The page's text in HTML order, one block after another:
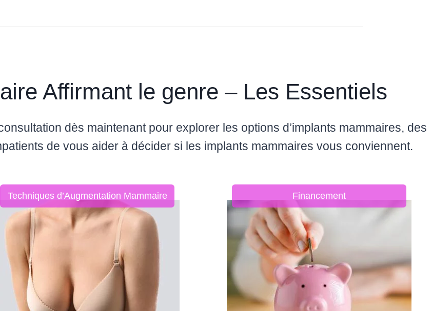
Affirmant le genre – Les Essentiels
dès maintenant pour explorer les options d’implants mammaires, des
de vous aider à décider si les implants mammaires vous conviennent.
Techniques d’Augmentation Mammaire Financement